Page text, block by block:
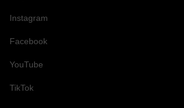
Instagram
Facebook
YouTube
TikTok